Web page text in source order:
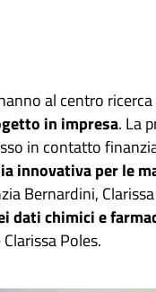
al centro
in impresa. La
in contatto
innovativa per le
Bernardini,
dati chimici e
Poles.